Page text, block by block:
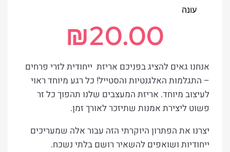
עונה
₪20.00
אנחנו גאים להציג בפניכם אריזת ייחודית לזרי פרחים
– התגלמות האלגנטיות והסטייל! כל רגע מיוחד ראוי
לעיצוב מיוחד. אריזת המעצבים שלנו תהפוך כל זר
פשוט ליצירת אמנות שתיזכר לאורך זמן.
יצרנו את הפתרון היוקרתי הזה עבור אלה שמעריכים
ייחודיות ושואפים להשאיר רושם בלתי נשכח.